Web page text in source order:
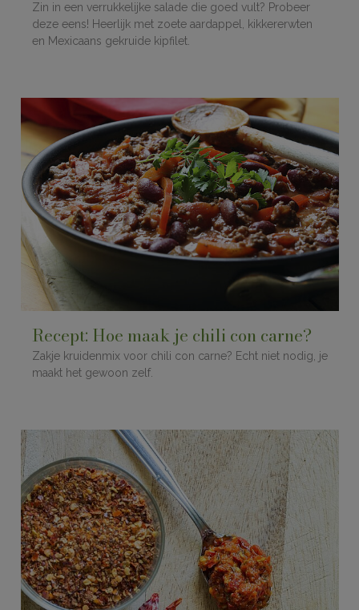
Zin in een verrukkelijke salade die goed vult? Probeer
deze eens! Heerlijk met zoete aardappel, kikkererwten
en Mexicaans gekruide kipfilet.
Recept: Hoe maak je chili con carne?
Zakje kruidenmix voor chili con carne? Echt niet nodig, je
maakt het gewoon zelf.